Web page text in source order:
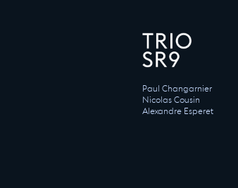
Paul Changarnier
Nicolas Cousin
Alexandre Esperet